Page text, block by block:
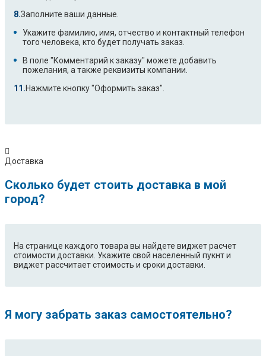
Заполните ваши данные.
Укажите фамилию, имя, отчество и контактный телефон
того человека, кто будет получать заказ.
В поле "Комментарий к заказу" можете добавить
пожелания, а также реквизиты компании.
Нажмите кнопку "Оформить заказ".
Доставка
Сколько будет стоить доставка в мой
город?
На странице каждого товара вы найдете виджет расчет
стоимости доставки. Укажите свой населенный пукнт и
виджет рассчитает стоимость и сроки доставки.
Я могу забрать заказ самостоятельно?